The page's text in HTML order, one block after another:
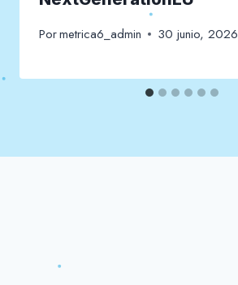
Pormetrica6_admin 30 junio, 2026